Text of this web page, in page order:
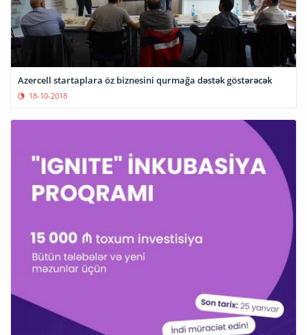
Azercell startaplara öz biznesini qurmağa dəstək göstərəcək
18-10-2018